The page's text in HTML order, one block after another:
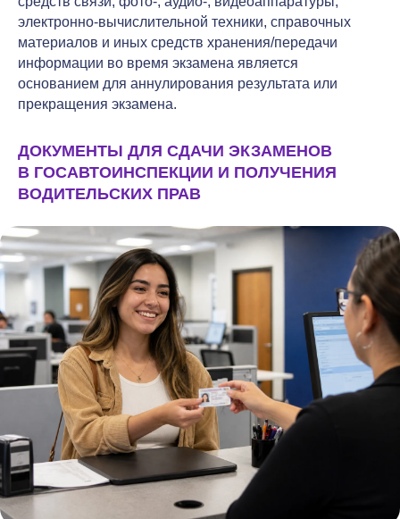
электронно-вычислительной техники, справочных
материалов и иных средств хранения/передачи
информации во время экзамена является
основанием для аннулирования результата или
прекращения экзамена.
ДОКУМЕНТЫ ДЛЯ СДАЧИ ЭКЗАМЕНОВ
В ГОСАВТОИНСПЕКЦИИ И ПОЛУЧЕНИЯ
ВОДИТЕЛЬСКИХ ПРАВ